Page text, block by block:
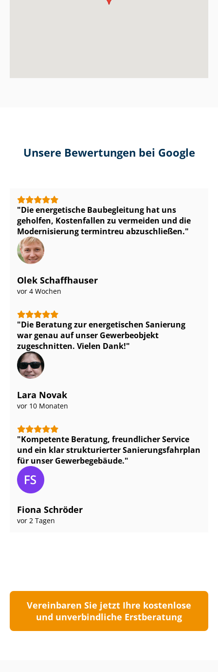
Unsere Bewertungen bei Google
Die energetische Baubegleitung hat uns
geholfen, Kostenfallen zu vermeiden und die
Modernisierung termintreu abzuschließen.
Olek Schaffhauser
vor 4 Wochen
Die Beratung zur energetischen Sanierung
war genau auf unser Gewerbeobjekt
zugeschnitten. Vielen Dank!
Lara Novak
vor 10 Monaten
Kompetente Beratung, freundlicher Service
und ein klar strukturierter Sa­nie­rungs­fahr­plan
für unser Gewerbegebäude.
Fiona Schröder
vor 2 Tagen
Vereinbaren Sie jetzt Ihre kostenlose
und unverbindliche Erstberatung